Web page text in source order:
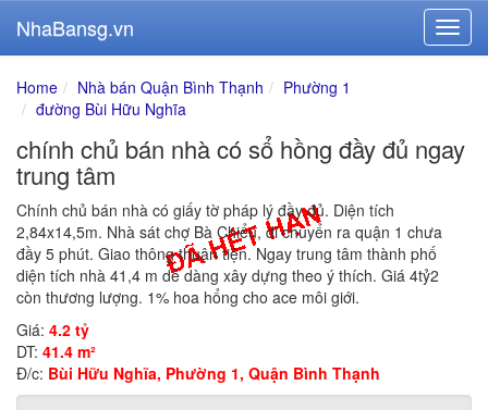
NhaBansg.vn
Home Nhà bán Quận Bình Thạnh
Phường 1
đường Bùi Hữu Nghĩa
chính chủ bán nhà có sổ hồng đầy đủ ngay
trung tâm
Chính chủ bán nhà có giấy tờ pháp lý đầy đủ. Diện tích
2,84x14,5m. Nhà sát chợ Bà Chiểu, di chuyển ra quận 1 chưa
đầy 5 phút. Giao thông thuận tiện. Ngay trung tâm thành phố
diện tích nhà 41,4 m dễ dàng xây dựng theo ý thích. Giá 4tỷ2
còn thương lượng. 1% hoa hổng cho ace môi giới.
Giá: 4.2 tỷ
DT: 41.4 m²
Đ/c: Bùi Hữu Nghĩa, Phường 1, Quận Bình Thạnh